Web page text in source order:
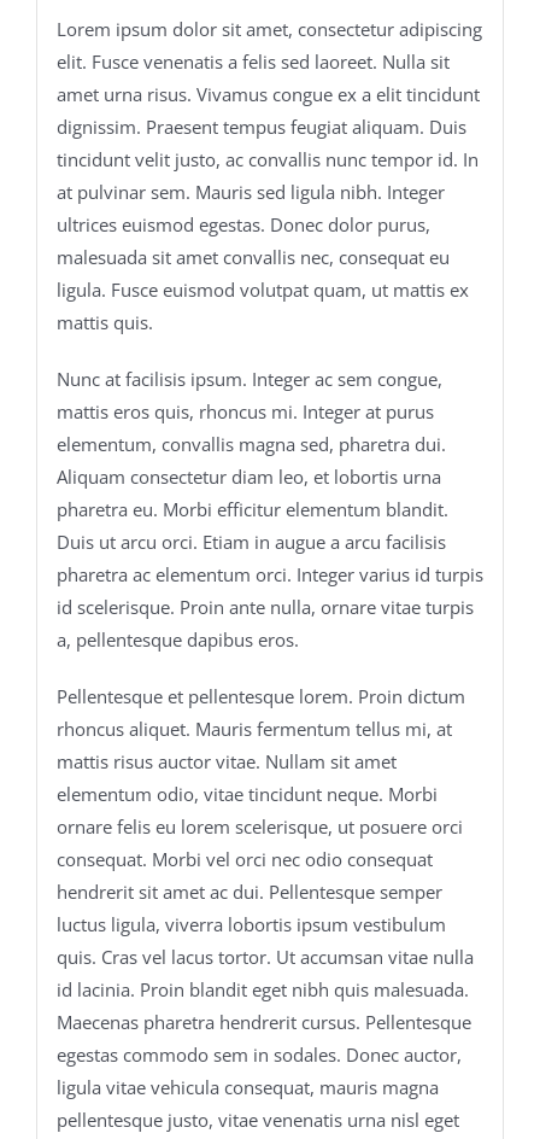
Lorem ipsum dolor sit amet, consectetur adipiscing
elit. Fusce venenatis a felis sed laoreet. Nulla sit
amet urna risus. Vivamus congue ex a elit tincidunt
dignissim. Praesent tempus feugiat aliquam. Duis
tincidunt velit justo, ac convallis nunc tempor id. In
at pulvinar sem. Mauris sed ligula nibh. Integer
ultrices euismod egestas. Donec dolor purus,
malesuada sit amet convallis nec, consequat eu
ligula. Fusce euismod volutpat quam, ut mattis ex
mattis quis.
Nunc at facilisis ipsum. Integer ac sem congue,
mattis eros quis, rhoncus mi. Integer at purus
elementum, convallis magna sed, pharetra dui.
Aliquam consectetur diam leo, et lobortis urna
pharetra eu. Morbi efficitur elementum blandit.
Duis ut arcu orci. Etiam in augue a arcu facilisis
pharetra ac elementum orci. Integer varius id turpis
id scelerisque. Proin ante nulla, ornare vitae turpis
a, pellentesque dapibus eros.
Pellentesque et pellentesque lorem. Proin dictum
rhoncus aliquet. Mauris fermentum tellus mi, at
mattis risus auctor vitae. Nullam sit amet
elementum odio, vitae tincidunt neque. Morbi
ornare felis eu lorem scelerisque, ut posuere orci
consequat. Morbi vel orci nec odio consequat
hendrerit sit amet ac dui. Pellentesque semper
luctus ligula, viverra lobortis ipsum vestibulum
quis. Cras vel lacus tortor. Ut accumsan vitae nulla
id lacinia. Proin blandit eget nibh quis malesuada.
Maecenas pharetra hendrerit cursus. Pellentesque
egestas commodo sem in sodales. Donec auctor,
ligula vitae vehicula consequat, mauris magna
pellentesque justo, vitae venenatis urna nisl eget